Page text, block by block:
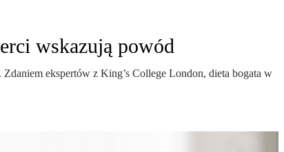
wskazują powód
ekspertów z King’s College London, dieta bogata w